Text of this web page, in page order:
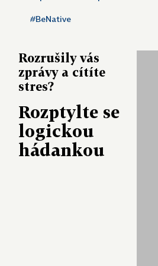
#BeNative
Rozrušily vás
zprávy a cítíte
stres?
Rozptylte se
logickou
hádankou